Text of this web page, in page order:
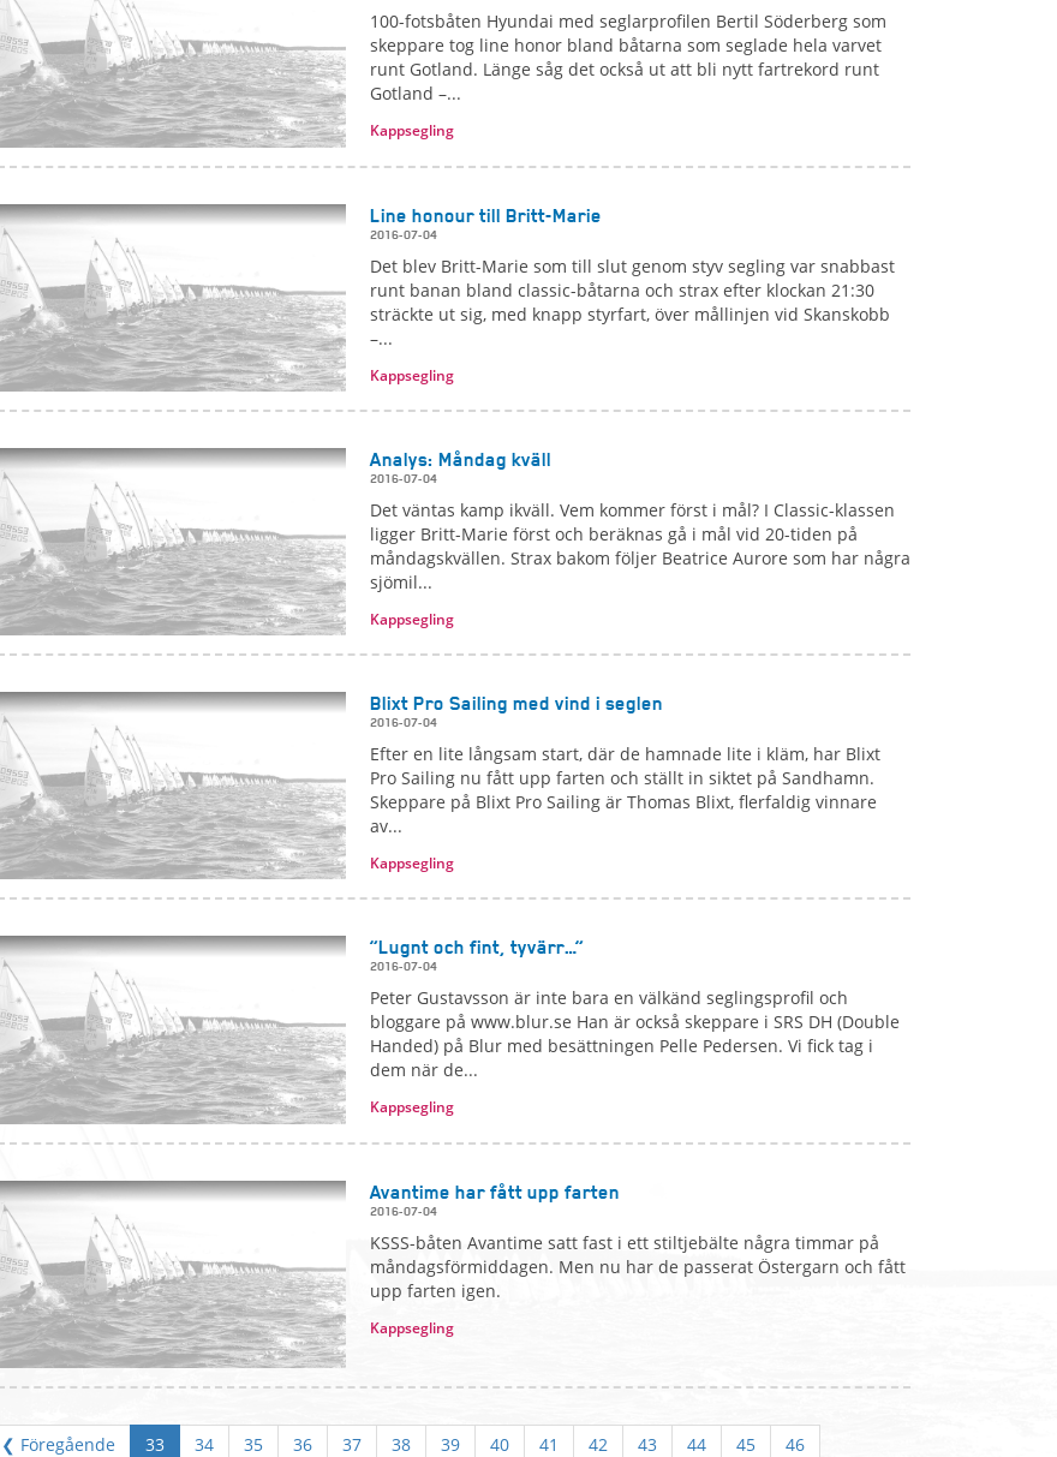
100-fotsbåten Hyundai med seglarprofilen Bertil Söderberg som
skeppare tog line honor bland båtarna som seglade hela varvet
runt Gotland. Länge såg det också ut att bli nytt fartrekord runt
Gotland –...
Kappsegling
Line honour till Britt-Marie
2016-07-04
Det blev Britt-Marie som till slut genom styv segling var snabbast
runt banan bland classic-båtarna och strax efter klockan 21:30
sträckte ut sig, med knapp styrfart, över mållinjen vid Skanskobb
–...
Kappsegling
Analys: Måndag kväll
2016-07-04
Det väntas kamp ikväll. Vem kommer först i mål? I Classic-klassen
ligger Britt-Marie först och beräknas gå i mål vid 20-tiden på
måndagskvällen. Strax bakom följer Beatrice Aurore som har några
sjömil...
Kappsegling
Blixt Pro Sailing med vind i seglen
2016-07-04
Efter en lite långsam start, där de hamnade lite i kläm, har Blixt
Pro Sailing nu fått upp farten och ställt in siktet på Sandhamn.
Skeppare på Blixt Pro Sailing är Thomas Blixt, flerfaldig vinnare
av...
Kappsegling
”Lugnt och fint, tyvärr…”
2016-07-04
Peter Gustavsson är inte bara en välkänd seglingsprofil och
bloggare på www.blur.se Han är också skeppare i SRS DH (Double
Handed) på Blur med besättningen Pelle Pedersen. Vi fick tag i
dem när de...
Kappsegling
Avantime har fått upp farten
2016-07-04
KSSS-båten Avantime satt fast i ett stiltjebälte några timmar på
måndagsförmiddagen. Men nu har de passerat Östergarn och fått
upp farten igen.
Kappsegling
❮ Föregående 33 34 35 36 37 38 39 40 41 42 43 44 45
46